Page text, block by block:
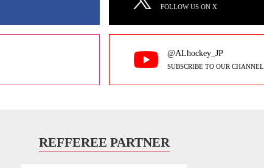
FOLLOW US ON X
@ALhockey_JP
SUBSCRIBE TO OUR CHANNEL
REFFEREE PARTNER